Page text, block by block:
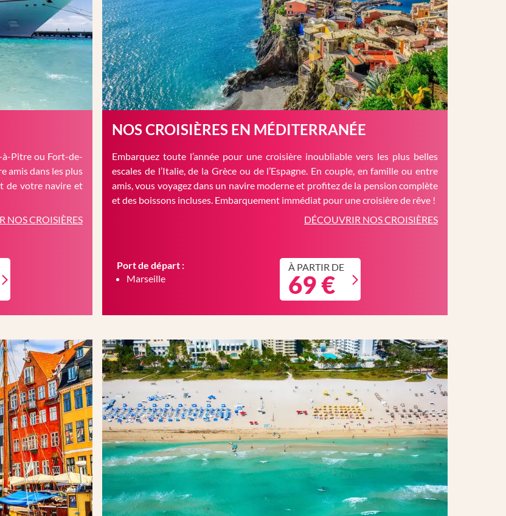
à-Pitre ou Fort-de-
amis dans les plus
de votre navire et
NOS CROISIÈRES
NOS CROISIÈRES EN MÉDITERRANÉE
Embarquez toute l’année pour une croisière inoubliable vers les plus belles
escales de l’Italie, de la Grèce ou de l’Espagne. En couple, en famille ou entre
amis, vous voyagez dans un navire moderne et profitez de la pension complète
et des boissons incluses. Embarquement immédiat pour une croisière de rêve !
DÉCOUVRIR NOS CROISIÈRES
Port de départ :
Marseille
À PARTIR DE
69 €